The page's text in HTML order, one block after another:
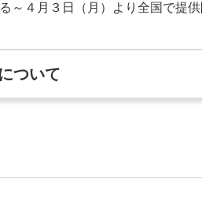
～４月３日（月）より全国で提
ついて